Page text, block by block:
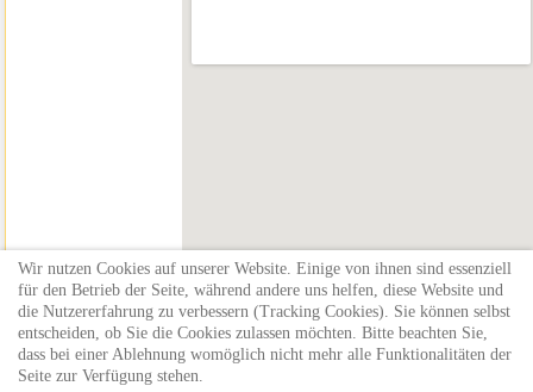
Wir nutzen Cookies auf unserer Website. Einige von ihnen sind essenziell
für den Betrieb der Seite, während andere uns helfen, diese Website und
die Nutzererfahrung zu verbessern (Tracking Cookies). Sie können selbst
entscheiden, ob Sie die Cookies zulassen möchten. Bitte beachten Sie,
dass bei einer Ablehnung womöglich nicht mehr alle Funktionalitäten der
Seite zur Verfügung stehen.